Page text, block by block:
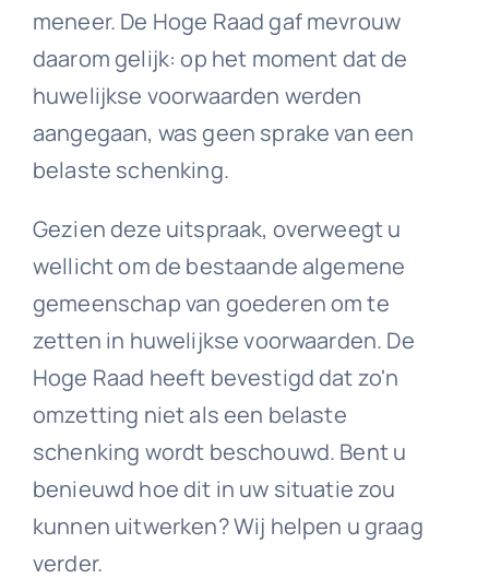
meneer. De Hoge Raad gaf mevrouw
daarom gelijk: op het moment dat de
huwelijkse voorwaarden werden
aangegaan, was geen sprake van een
belaste schenking.
Gezien deze uitspraak, overweegt u
wellicht om de bestaande algemene
gemeenschap van goederen om te
zetten in huwelijkse voorwaarden. De
Hoge Raad heeft bevestigd dat zo'n
omzetting niet als een belaste
schenking wordt beschouwd. Bent u
benieuwd hoe dit in uw situatie zou
kunnen uitwerken? Wij helpen u graag
verder.